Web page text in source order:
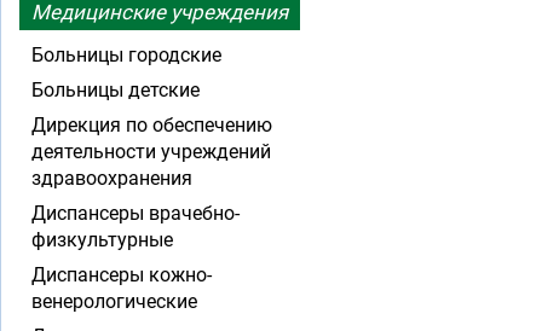
Медицинские учреждения
Больницы городские
Больницы детские
Дирекция по обеспечению
деятельности учреждений
здравоохранения
Диспансеры врачебно-
физкультурные
Диспансеры кожно-
венерологические